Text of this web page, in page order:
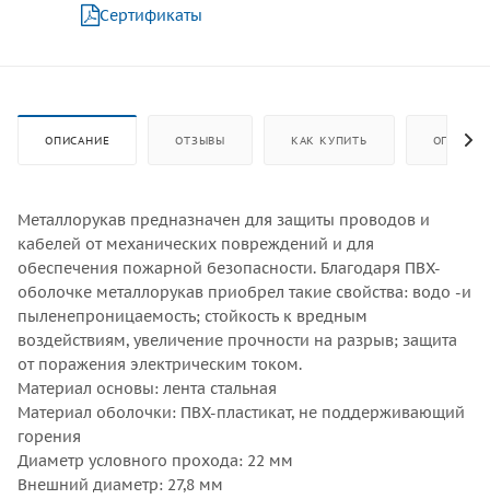
Сертификаты
ОПИСАНИЕ ОТЗЫВЫ КАК КУПИТЬ ОПЛАТА
Металлорукав предназначен для защиты проводов и
кабелей от механических повреждений и для
обеспечения пожарной безопасности. Благодаря ПВХ-
оболочке металлорукав приобрел такие свойства: водо -и
пыленепроницаемость; стойкость к вредным
воздействиям, увеличение прочности на разрыв; защита
от поражения электрическим током.
Материал основы: лента стальная
Материал оболочки: ПВХ-пластикат, не поддерживающий
горения
Диаметр условного прохода: 22 мм
Внешний диаметр: 27,8 мм